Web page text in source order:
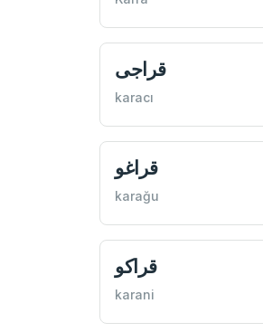
قراجی
karacı
قراغو
karağu
قراكو
karani